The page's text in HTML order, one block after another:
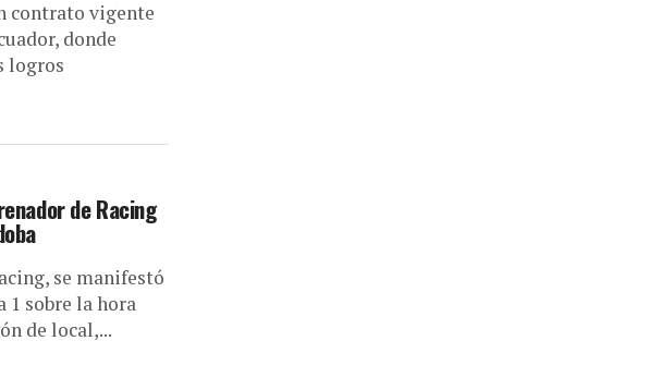
contrato vigente
donde
logros
de Racing
se manifestó
1 sobre la hora
de local,...